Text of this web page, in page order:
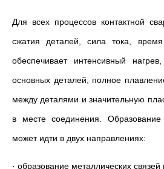
Для всех процессов контактной
сжатия деталей, сила тока,
обеспечивает интенсивный
основных деталей, полное
между деталями и значительную
в месте соединения.
может идти в двух направлениях:
· образование металлических